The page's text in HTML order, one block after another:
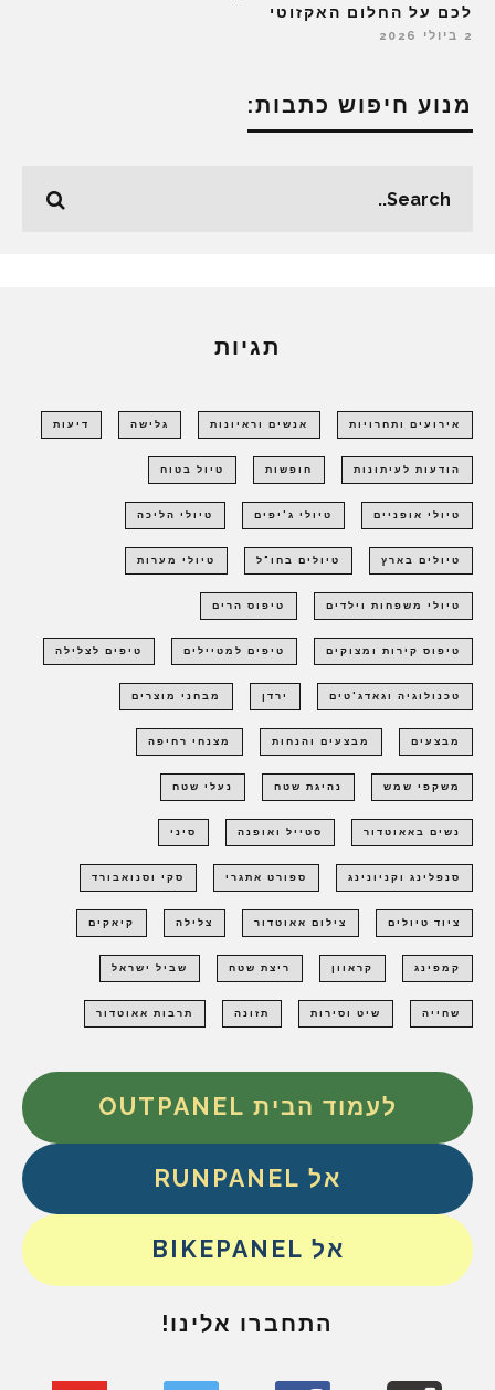
לכם על החלום האקזוטי
2 ביולי 2026
מנוע חיפוש כתבות:
תגיות
אירועים ותחרויות אנשים וראיונות גלישה דיעות
הודעות לעיתונות חופשות טיול בטוח
טיולי אופניים טיולי ג'יפים טיולי הליכה
טיולים בארץ טיולים בחו"ל טיולי מערות
טיולי משפחות וילדים טיפוס הרים
טיפוס קירות ומצוקים טיפים למטיילים טיפים לצלילה
טכנולוגיה וגאדג'טים ירדן מבחני מוצרים
מבצעים מבצעים והנחות מצנחי רחיפה
משקפי שמש נהיגת שטח נעלי שטח
נשים באאוטדור סטייל ואופנה סיני
סנפלינג וקניונינג ספורט אתגרי סקי וסנואבורד
ציוד טיולים צילום אאוטדור צלילה קיאקים
קמפינג קראוון ריצת שטח שביל ישראל
שחייה שיט וסירות תזונה תרבות אאוטדור
לעמוד הבית OUTPANEL
אל RUNPANEL
אל BIKEPANEL
התחברו אלינו!